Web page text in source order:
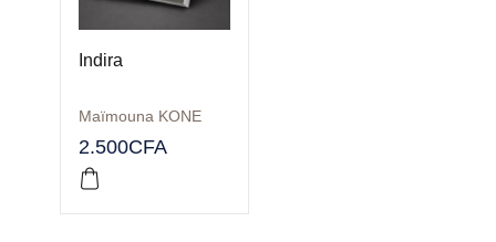
Indira
Maïmouna KONE
2.500CFA